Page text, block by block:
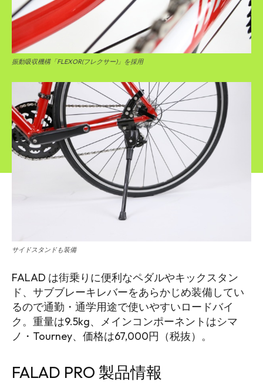
振動吸収機構「FLEXOR(フレクサー)」を採用
サイドスタンドも装備
FALAD は街乗りに便利なペダルやキックスタン
ド、サブブレーキレバーをあらかじめ装備してい
るので通勤・通学用途で使いやすいロードバイ
ク。重量は9.5kg、メインコンポーネントはシマ
ノ・Tourney、価格は67,000円（税抜）。
FALAD PRO 製品情報